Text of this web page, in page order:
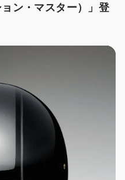
ン・マスター）」登